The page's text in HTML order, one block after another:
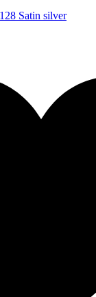
Satin silver